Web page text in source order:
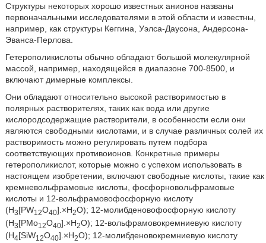
Структуры некоторых хорошо известных анионов названы
первоначальными исследователями в этой области и известны,
например, как структуры Кеггина, Уэлса-Даусона, Андерсона-
Эванса-Перлова.
Гетерополикислоты обычно обладают большой молекулярной
массой, например, находящейся в диапазоне 700-8500, и
включают димерные комплексы.
Они обладают относительно высокой растворимостью в
полярных растворителях, таких как вода или другие
кислородсодержащие растворители, в особенности если они
являются свободными кислотами, и в случае различных солей их
растворимость можно регулировать путем подбора
соответствующих противоионов. Конкретные примеры
гетерополикислот, которые можно с успехом использовать в
настоящем изобретении, включают свободные кислоты, такие как
кремневольфрамовые кислоты, фосфорновольфрамовые
кислоты и 12-вольфрамовофосфорную кислоту
(H3[PW12O40].×H2O); 12-молибденовофосфорную кислоту
(Н3[PMo12O40].×H2O); 12-вольфрамовокремниевую кислоту
(H4[SiW12O40].×H2O); 12-молибденовокремниевую кислоту